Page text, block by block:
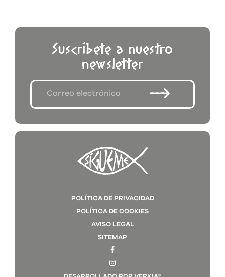
Suscríbete a nuestro
newsletter
POLÍTICA DE PRIVACIDAD
POLÍTICA DE COOKIES
AVISO LEGAL
SITEMAP